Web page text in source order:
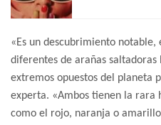
«Es un descubrimiento notable,
diferentes de arañas saltadoras
extremos opuestos del planeta
experta. «Ambos tienen la rara
como el rojo, naranja o